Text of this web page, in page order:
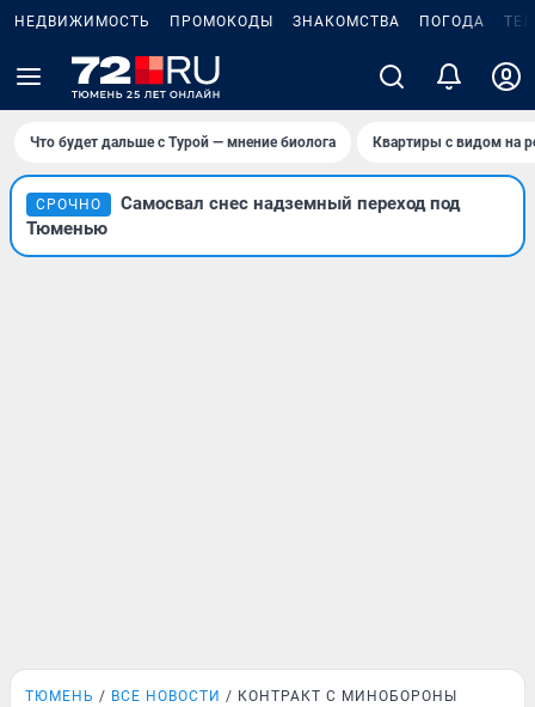
НЕДВИЖИМОСТЬ ПРОМОКОДЫ ЗНАКОМСТВА ПОГОДА
Что будет дальше с Турой — мнение биолога Квартиры с видом на
СРОЧНО
Самосвал снес надземный переход под
Тюменью
ТЮМЕНЬ ВСЕ НОВОСТИ КОНТРАКТ С МИНОБОРОНЫ